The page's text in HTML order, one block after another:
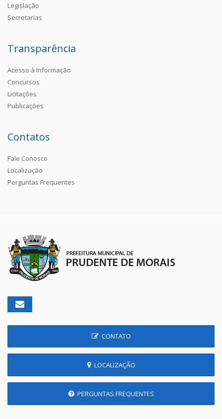
Legislação
Secretarias
Transparência
Acesso à Informação
Concursos
Licitações
Publicações
Contatos
Fale Conosco
Localização
Perguntas Frequentes
CONTATO
LOCALIZAÇÃO
PERGUNTAS FREQUENTES